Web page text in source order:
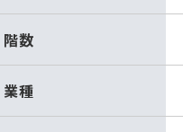
階数
業種